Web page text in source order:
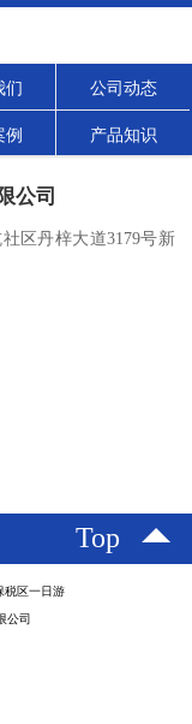
们 公司动态
例 产品知识
公司
区丹梓大道3179号新
Top
税区一日游
公司